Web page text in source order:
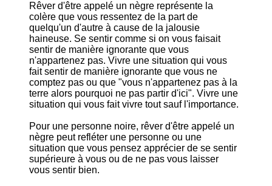
Rêver d'être appelé un nègre représente la
colère que vous ressentez de la part de
quelqu'un d'autre à cause de la jalousie
haineuse. Se sentir comme si on vous faisait
sentir de manière ignorante que vous
n'appartenez pas. Vivre une situation qui vous
fait sentir de manière ignorante que vous ne
comptez pas ou que "vous n'appartenez pas à la
terre alors pourquoi ne pas partir d'ici". Vivre une
situation qui vous fait vivre tout sauf l'importance.
Pour une personne noire, rêver d'être appelé un
nègre peut refléter une personne ou une
situation que vous pensez apprécier de se sentir
supérieure à vous ou de ne pas vous laisser
vous sentir bien.